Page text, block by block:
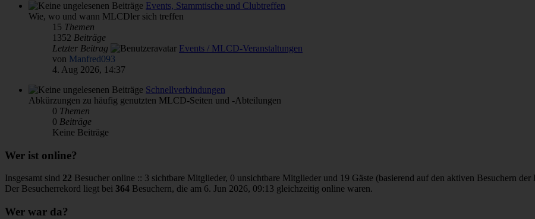
Events, Stammtische und Clubtreffen
Wie, wo und wann MLCDler sich treffen
15 Themen
1352 Beiträge
Letzter Beitrag
Events / MLCD-Veranstaltungen
von Manfred093
4. Aug 2026, 14:37
Schnellverbindungen
Abkürzungen zu häufig genutzten MLCD-Seiten und -Abteilungen
0 Themen
0 Beiträge
Keine Beiträge
Wer ist online?
Insgesamt sind 22 Besucher online :: 3 sichtbare Mitglieder, 0 unsichtbare Mitglieder und 19 Gäste (basierend auf den aktiven Besuchern
Der Besucherrekord liegt bei 364 Besuchern, die am 6. Jun 2026, 09:13 gleichzeitig online waren.
Wer war da?